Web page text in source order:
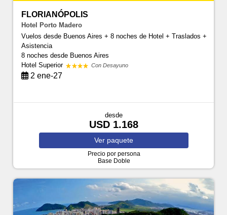
FLORIANÓPOLIS
Hotel Porto Madero
Vuelos desde Buenos Aires + 8 noches de Hotel + Traslados +
Asistencia
8 nochesdesde Buenos Aires
Hotel Superior
Con Desayuno
2 ene-27
desde
USD 1.168
Ver paquete
Precio por persona
Base Doble